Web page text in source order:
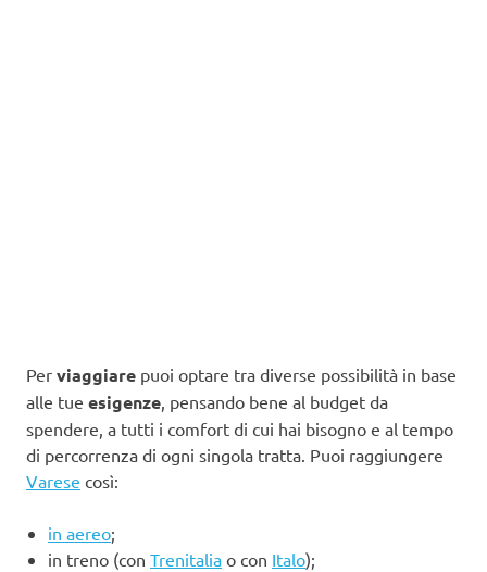
Per viaggiare puoi optare tra diverse possibilità in base
alle tue esigenze , pensando bene al budget da
spendere, a tutti i comfort di cui hai bisogno e al tempo
di percorrenza di ogni singola tratta. Puoi raggiungere
Varese così:
in aereo;
in treno (con Trenitalia o con Italo);